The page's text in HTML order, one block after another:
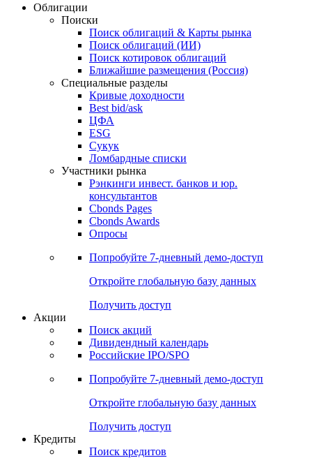
Облигации
Поиски
Поиск облигаций & Карты рынка
Поиск облигаций (ИИ)
Поиск котировок облигаций
Ближайшие размещения (Россия)
Специальные разделы
Кривые доходности
Best bid/ask
ЦФА
ESG
Сукук
Ломбардные списки
Участники рынка
Рэнкинги инвест. банков и юр.
консультантов
Cbonds Pages
Cbonds Awards
Опросы
Попробуйте 7-дневный демо-доступ
Откройте глобальную базу данных
Получить доступ
Акции
Поиск акций
Дивидендный календарь
Российские IPO/SPO
Попробуйте 7-дневный демо-доступ
Откройте глобальную базу данных
Получить доступ
Кредиты
Поиск кредитов